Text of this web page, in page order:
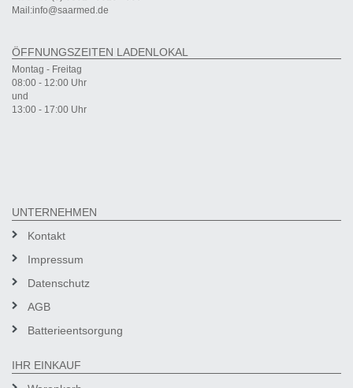
Mail:info@saarmed.de
ÖFFNUNGSZEITEN LADENLOKAL
Montag - Freitag
08:00 - 12:00 Uhr
und
13:00 - 17:00 Uhr
UNTERNEHMEN
Kontakt
Impressum
Datenschutz
AGB
Batterieentsorgung
IHR EINKAUF